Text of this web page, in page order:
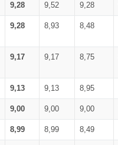
9,28 9,52 9,28
9,28 8,93 8,48
9,17 9,17 8,75
9,13 9,13 8,95
9,00 9,00 9,00
8,99 8,99 8,49